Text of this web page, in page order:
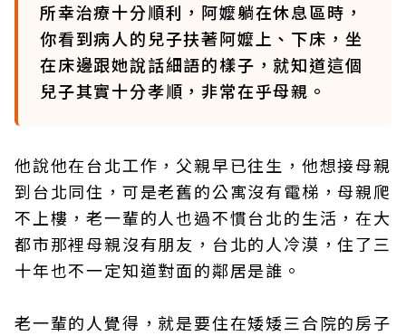
所幸治療十分順利，阿嬤躺在休息區時，
你看到病人的兒子扶著阿嬤上、下床，坐
在床邊跟她說話細語的樣子，就知道這個
兒子其實十分孝順，非常在乎母親。
他說他在台北工作，父親早已往生，他想接母親
到台北同住，可是老舊的公寓沒有電梯，母親爬
不上樓，老一輩的人也過不慣台北的生活，在大
都市那裡母親沒有朋友，台北的人冷漠，住了三
十年也不一定知道對面的鄰居是誰。
老一輩的人覺得，就是要住在矮矮三合院的房子